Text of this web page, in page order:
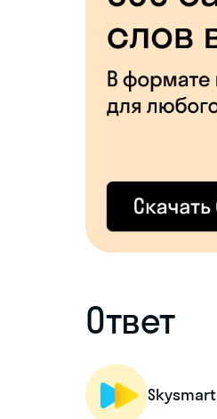
Ответ
Skysmart